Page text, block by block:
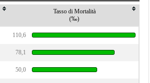
Tasso di Mortalità
(‰)
110,6
78,1
50,0